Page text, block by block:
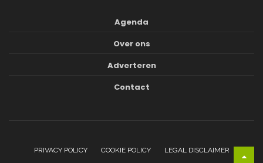
Agenda
Over ons
Adverteren
Contact
PRIVACY POLICY COOKIE POLICY LEGAL DISCLAIMER